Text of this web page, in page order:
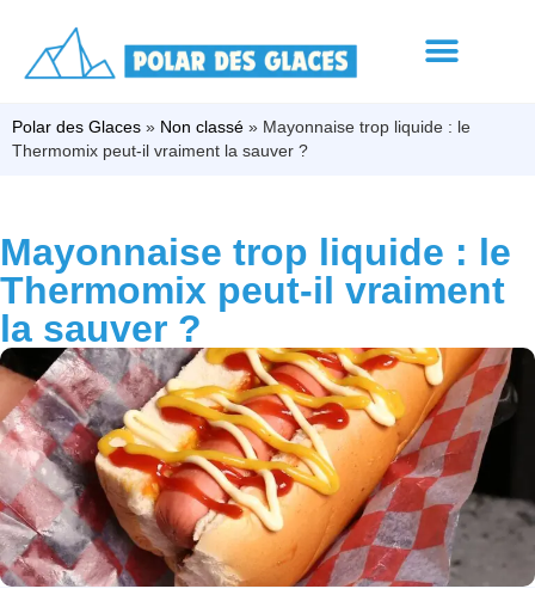
Polar des Glaces » Non classé » Mayonnaise trop liquide : le
Thermomix peut-il vraiment la sauver ?
Mayonnaise trop liquide : le
Thermomix peut-il vraiment
la sauver ?